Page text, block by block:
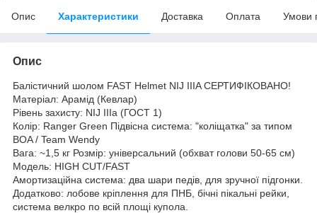
Опис Характеристики Доставка Оплата Умови
Опис
Балістичний шолом FAST Helmet NIJ IIIA СЕРТИФІКОВАНО!
Матеріал: Арамід (Кевлар)
Рівень захисту: NIJ IIIa (ГОСТ 1)
Колір: Ranger Green Підвісна система: "коліщатка" за типом
BOA / Team Wendy
Вага: ~1,5 кг Розмір: універсальний (обхват голови 50-65 см)
Модель: HIGH CUT/FAST
Амортизаційна система: два шари педів, для зручної підгонки.
Додатково: лобове кріплення для ПНБ, бічні пікальні рейки,
система велкро по всій площі купола.